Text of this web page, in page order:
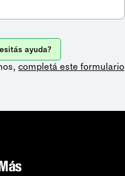
ayuda?
completá este formulario